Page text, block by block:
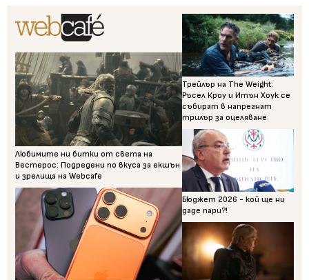
Любимите ни битки от света на
Вестерос: Подредени по вкуса за екшън
и зрелища на Webcafe
Трейлър на The Weight:
Ръсел Кроу и Итън Хоук се
събират в напрегнат
трилър за оцеляване
Бюджет 2026 - кой ще ни
даде пари?!